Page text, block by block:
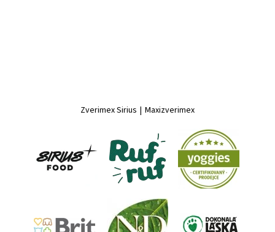
Zverimex Sirius | Maxizverimex